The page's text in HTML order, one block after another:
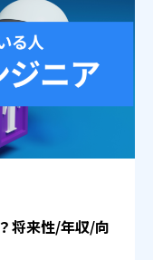
将来性/年収/向